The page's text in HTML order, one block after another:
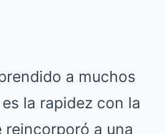
a muchos
la rapidez con la
reincorporó a una